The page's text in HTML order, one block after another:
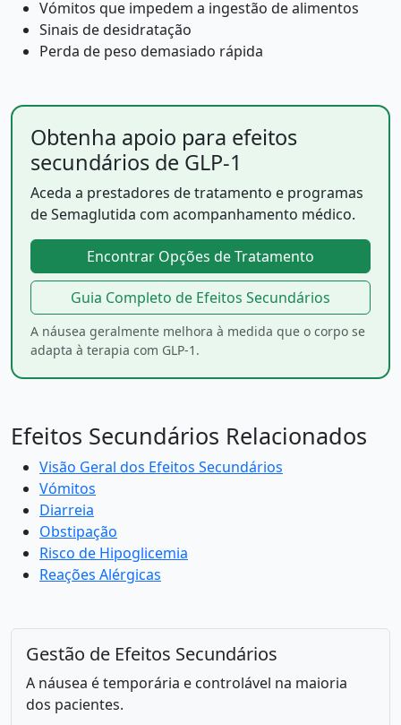
Vómitos que impedem a ingestão de alimentos
Sinais de desidratação
Perda de peso demasiado rápida
Obtenha apoio para efeitos
secundários de GLP-1
Aceda a prestadores de tratamento e programas
de Semaglutida com acompanhamento médico.
Encontrar Opções de Tratamento
Guia Completo de Efeitos Secundários
A náusea geralmente melhora à medida que o corpo se
adapta à terapia com GLP-1.
Efeitos Secundários Relacionados
Visão Geral dos Efeitos Secundários
Vómitos
Diarreia
Obstipação
Risco de Hipoglicemia
Reações Alérgicas
Gestão de Efeitos Secundários
A náusea é temporária e controlável na maioria
dos pacientes.